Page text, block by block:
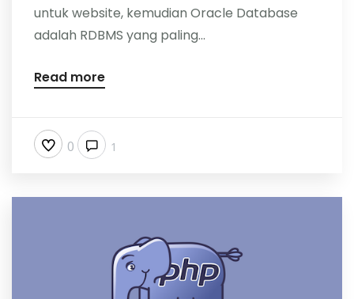
untuk website, kemudian Oracle Database
adalah RDBMS yang paling...
Read more
0 1